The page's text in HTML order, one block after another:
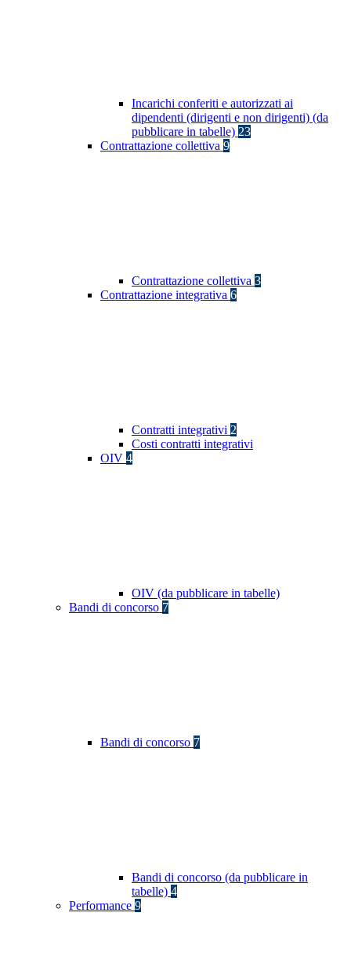
Incarichi conferiti e autorizzati ai
dipendenti (dirigenti e non dirigenti) (da
pubblicare in tabelle) 23
Contrattazione collettiva 9
Contrattazione collettiva 3
Contrattazione integrativa 6
Contratti integrativi 2
Costi contratti integrativi
OIV 4
OIV (da pubblicare in tabelle)
Bandi di concorso 7
Bandi di concorso 7
Bandi di concorso (da pubblicare in
tabelle) 4
Performance 9